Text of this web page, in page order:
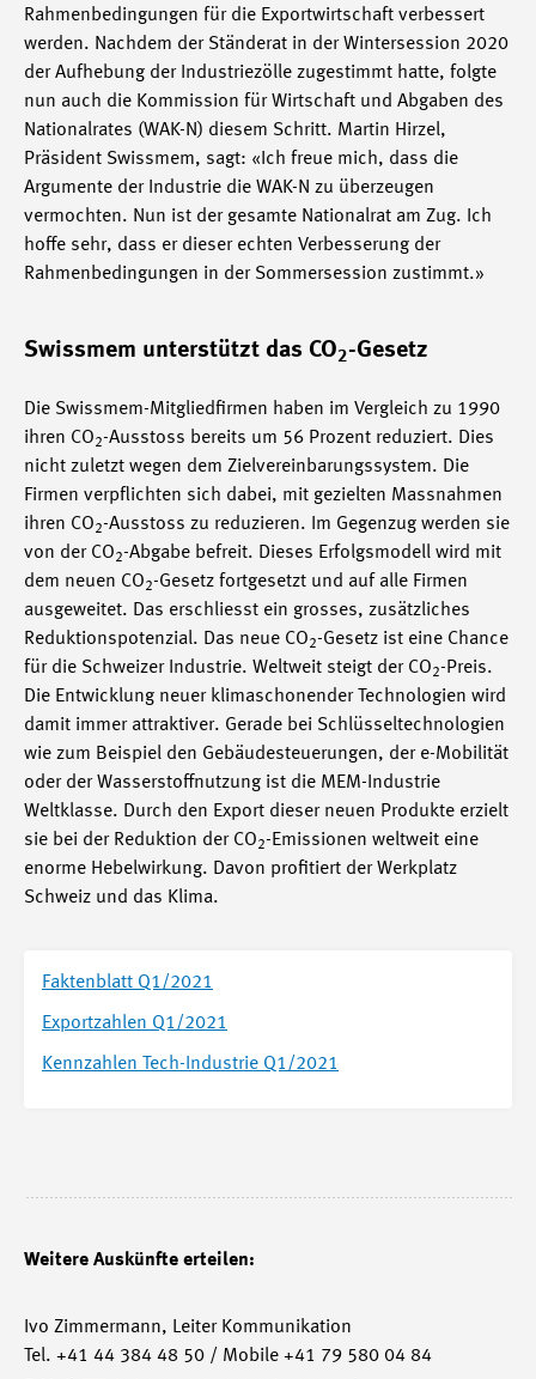
Rahmenbedingungen für die Exportwirtschaft verbessert
werden. Nachdem der Ständerat in der Wintersession 2020
der Aufhebung der Industriezölle zugestimmt hatte, folgte
nun auch die Kommission für Wirtschaft und Abgaben des
Nationalrates (WAK-N) diesem Schritt. Martin Hirzel,
Präsident Swissmem, sagt: «Ich freue mich, dass die
Argumente der Industrie die WAK-N zu überzeugen
vermochten. Nun ist der gesamte Nationalrat am Zug. Ich
hoffe sehr, dass er dieser echten Verbesserung der
Rahmenbedingungen in der Sommersession zustimmt.»
Swissmem unterstützt das CO2-Gesetz
Die Swissmem-Mitgliedfirmen haben im Vergleich zu 1990
ihren CO2-Ausstoss bereits um 56 Prozent reduziert. Dies
nicht zuletzt wegen dem Zielvereinbarungssystem. Die
Firmen verpflichten sich dabei, mit gezielten Massnahmen
ihren CO2-Ausstoss zu reduzieren. Im Gegenzug werden sie
von der CO2-Abgabe befreit. Dieses Erfolgsmodell wird mit
dem neuen CO2-Gesetz fortgesetzt und auf alle Firmen
ausgeweitet. Das erschliesst ein grosses, zusätzliches
Reduktionspotenzial. Das neue CO2-Gesetz ist eine Chance
für die Schweizer Industrie. Weltweit steigt der CO2-Preis.
Die Entwicklung neuer klimaschonender Technologien wird
damit immer attraktiver. Gerade bei Schlüsseltechnologien
wie zum Beispiel den Gebäudesteuerungen, der e-Mobilität
oder der Wasserstoffnutzung ist die MEM-Industrie
Weltklasse. Durch den Export dieser neuen Produkte erzielt
sie bei der Reduktion der CO2-Emissionen weltweit eine
enorme Hebelwirkung. Davon profitiert der Werkplatz
Schweiz und das Klima.
Faktenblatt Q1/2021
Exportzahlen Q1/2021
Kennzahlen Tech-Industrie Q1/2021
Weitere Auskünfte erteilen:
Ivo Zimmermann, Leiter Kommunikation
Tel. +41 44 384 48 50 / Mobile +41 79 580 04 84